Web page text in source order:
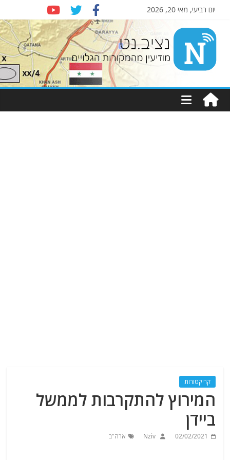
יום רביעי, מאי 20, 2026
Nziv.net
מודיעין
מהמקורות
קריקטורות
המירוץ להתקרבות לממשל
ביידן
02/02/2021
Nziv ארה"ב